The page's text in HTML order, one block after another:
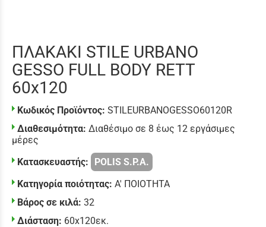
ΠΛΑΚΑΚΙ STILE URBANO
GESSO FULL BODY RETT
60x120
Κωδικός Προϊόντος: STILEURBANOGESSO60120R
Διαθεσιμότητα: Διαθέσιμο σε 8 έως 12 εργάσιμες
μέρες
Κατασκευαστής:
POLIS S.P.A.
Κατηγορία ποιότητας: Α' ΠΟΙΟΤΗΤΑ
Βάρος σε κιλά: 32
Διάσταση: 60x120εκ.